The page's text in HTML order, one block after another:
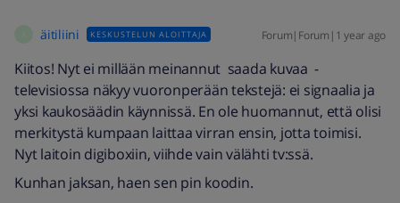
äitiliini KESKUSTELUN ALOITTAJA Forum|Forum|1 year ago
Kiitos! Nyt ei millään meinannut saada kuvaa -
televisiossa näkyy vuoronperään tekstejä: ei signaalia ja
yksi kaukosäädin käynnissä. En ole huomannut, että olisi
merkitystä kumpaan laittaa virran ensin, jotta toimisi.
Nyt laitoin digiboxiin, viihde vain välähti tv:ssä.
Kunhan jaksan, haen sen pin koodin.